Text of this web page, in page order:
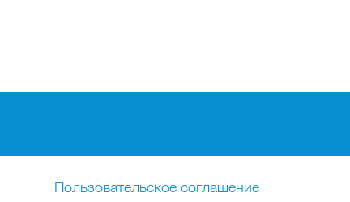
Пользовательское соглашение